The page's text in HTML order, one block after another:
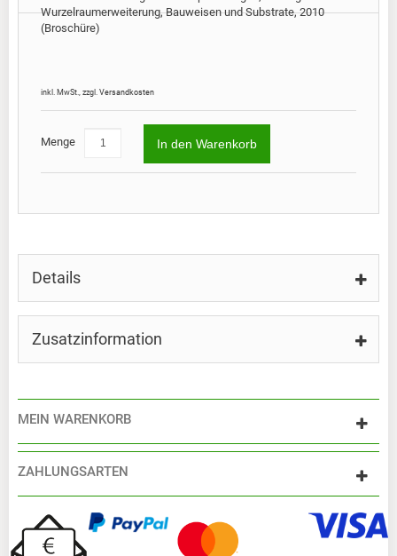
Wurzelraumerweiterung, Bauweisen und Substrate, 2010
(Broschüre)
inkl. MwSt., zzgl. Versandkosten
Menge In den Warenkorb
Details
Zusatzinformation
MEIN WARENKORB
ZAHLUNGSARTEN